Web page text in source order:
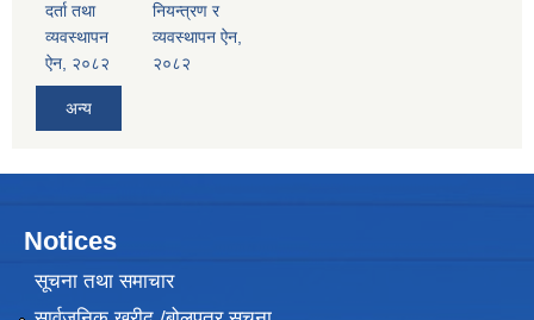
दर्ता तथा
व्यवस्थापन
ऐन, २०८२
नियन्त्रण र
व्यवस्थापन ऐन,
२०८२
अन्य
Notices
सूचना तथा समाचार